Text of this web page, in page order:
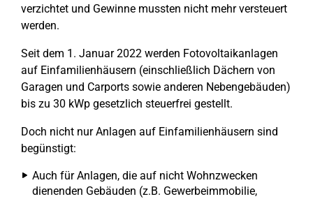
verzichtet und Gewinne mussten nicht mehr versteuert
werden.
Seit dem 1. Januar 2022 werden Fotovoltaikanlagen
auf Einfamilienhäusern (einschließlich Dächern von
Garagen und Carports sowie anderen Nebengebäuden)
bis zu 30 kWp gesetzlich steuerfrei gestellt.
Doch nicht nur Anlagen auf Einfamilienhäusern sind
begünstigt:
Auch für Anlagen, die auf nicht Wohnzwecken
dienenden Gebäuden (z.B. Gewerbeimmobilie,